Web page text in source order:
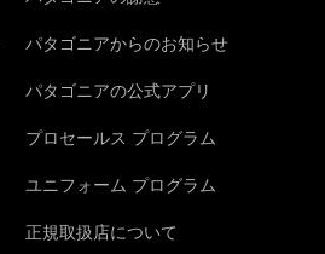
パタゴニアからのお知らせ
パタゴニアの公式アプリ
プロセールス プログラム
ユニフォーム プログラム
正規取扱店について